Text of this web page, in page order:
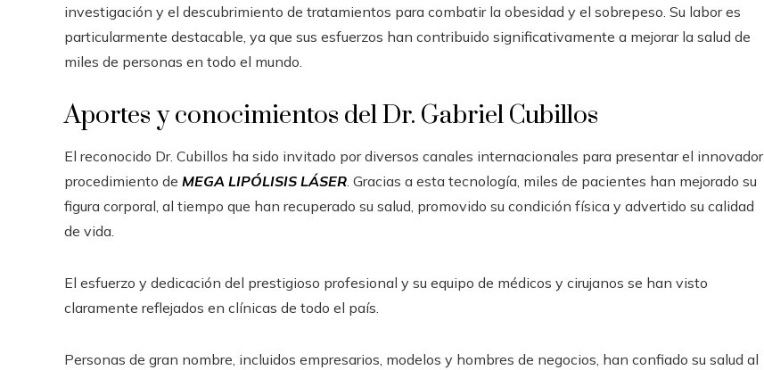
investigación y el descubrimiento de tratamientos para combatir la obesidad y el sobrepeso. Su labor es
particularmente destacable, ya que sus esfuerzos han contribuido significativamente a mejorar la salud de
miles de personas en todo el mundo.
Aportes y conocimientos del Dr. Gabriel Cubillos
El reconocido Dr. Cubillos ha sido invitado por diversos canales internacionales para presentar el innovador
procedimiento de MEGA LIPÓLISIS LÁSER. Gracias a esta tecnología, miles de pacientes han mejorado su
figura corporal, al tiempo que han recuperado su salud, promovido su condición física y advertido su calidad
de vida.
El esfuerzo y dedicación del prestigioso profesional y su equipo de médicos y cirujanos se han visto
claramente reflejados en clínicas de todo el país.
Personas de gran nombre, incluidos empresarios, modelos y hombres de negocios, han confiado su salud al